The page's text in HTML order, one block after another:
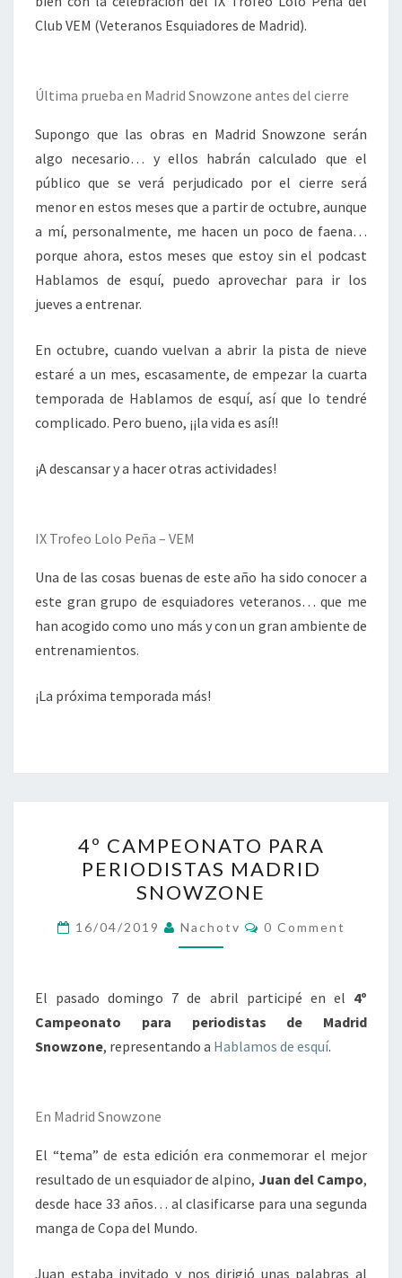
Club VEM (Veteranos Esquiadores de Madrid).
Última prueba en Madrid Snowzone antes del cierre
Supongo que las obras en Madrid Snowzone serán
algo necesario… y ellos habrán calculado que el
público que se verá perjudicado por el cierre será
menor en estos meses que a partir de octubre, aunque
a mí, personalmente, me hacen un poco de faena…
porque ahora, estos meses que estoy sin el podcast
Hablamos de esquí, puedo aprovechar para ir los
jueves a entrenar.
En octubre, cuando vuelvan a abrir la pista de nieve
estaré a un mes, escasamente, de empezar la cuarta
temporada de Hablamos de esquí, así que lo tendré
complicado. Pero bueno, ¡¡la vida es así!!
¡A descansar y a hacer otras actividades!
IX Trofeo Lolo Peña – VEM
Una de las cosas buenas de este año ha sido conocer a
este gran grupo de esquiadores veteranos… que me
han acogido como uno más y con un gran ambiente de
entrenamientos.
¡La próxima temporada más!
CAMPEONATO
PARA
PERIODISTAS
MADRID
SNOWZONE
4º CAMPEONATO PARA
PERIODISTAS MADRID
SNOWZONE
16/04/2019 Nachotv Comments
0 Comment
El pasado domingo 7 de abril participé en el 4º
Campeonato para periodistas de Madrid
Snowzone, representando a Hablamos de esquí.
En Madrid Snowzone
El “tema” de esta edición era conmemorar el mejor
resultado de un esquiador de alpino, Juan del Campo,
desde hace 33 años… al clasificarse para una segunda
manga de Copa del Mundo.
Juan estaba invitado y nos dirigió unas palabras al